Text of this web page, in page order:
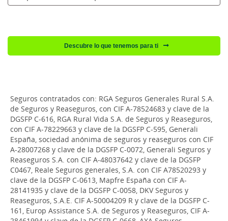
Descubre lo que tenemos para ti
Seguros contratados con: RGA Seguros Generales Rural S.A.
de Seguros y Reaseguros, con CIF A-78524683 y clave de la
DGSFP C-616, RGA Rural Vida S.A. de Seguros y Reaseguros,
con CIF A-78229663 y clave de la DGSFP C-595, Generali
España, sociedad anónima de seguros y reaseguros con CIF
A-28007268 y clave de la DGSFP C-0072, Generali Seguros y
Reaseguros S.A. con CIF A-48037642 y clave de la DGSFP
C0467, Reale Seguros generales, S.A. con CIF A78520293 y
clave de la DGSFP C-0613, Mapfre España con CIF A-
28141935 y clave de la DGSFP C-0058, DKV Seguros y
Reaseguros, S.A.E. CIF A-50004209 R y clave de la DGSFP C-
161, Europ Assistance S.A. de Seguros y Reaseguros, CIF A-